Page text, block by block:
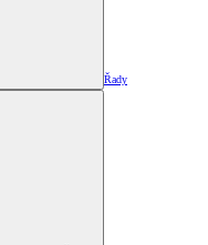
Řady